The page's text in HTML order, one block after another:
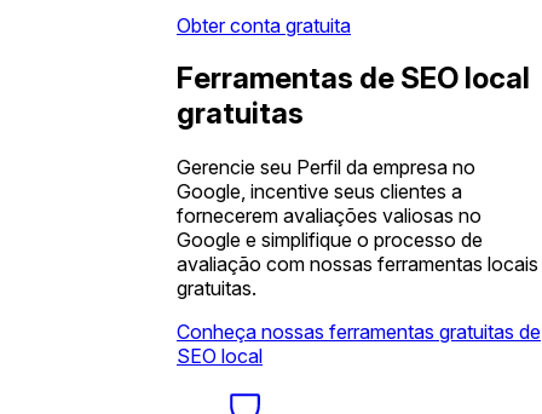
Obter conta gratuita
Ferramentas de SEO local
gratuitas
Gerencie seu Perfil da empresa no
Google, incentive seus clientes a
fornecerem avaliações valiosas no
Google e simplifique o processo de
avaliação com nossas ferramentas locais
gratuitas.
Conheça nossas ferramentas gratuitas de
SEO local